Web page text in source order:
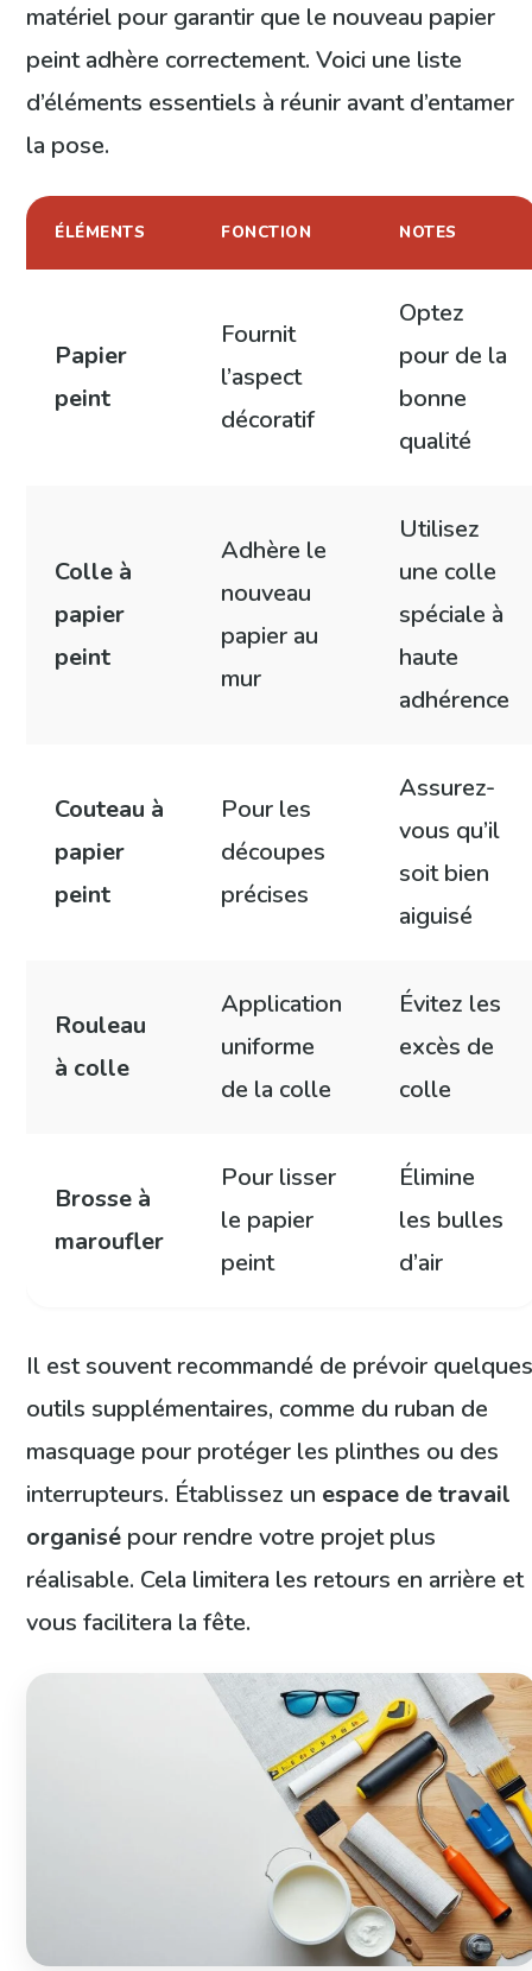
matériel pour garantir que le nouveau papier
peint adhère correctement. Voici une liste
d’éléments essentiels à réunir avant d’entamer
la pose.
ÉLÉMENTS FONCTION NOTES
Papier
peint
Fournit
l’aspect
décoratif
Optez
pour de la
bonne
qualité
Colle à
papier
peint
Adhère le
nouveau
papier au
mur
Utilisez
une colle
spéciale à
haute
adhérence
Couteau à
papier
peint
Pour les
découpes
précises
Assurez-
vous qu’il
soit bien
aiguisé
Rouleau
à colle
Application
uniforme
de la colle
Évitez les
excès de
colle
Brosse à
maroufler
Pour lisser
le papier
peint
Élimine
les bulles
d’air
Il est souvent recommandé de prévoir
outils supplémentaires, comme du ruban de
masquage pour protéger les plinthes ou des
interrupteurs. Établissez un espace de travail
organisé pour rendre votre projet plus
réalisable. Cela limitera les retours en arrière et
vous facilitera la fête.